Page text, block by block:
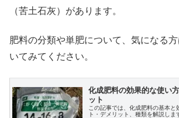
（苦土石灰）があります。
肥料の分類や単肥について、気になる
いてみてください。
化成肥料の効果的な使い
ット
この記事では、化成肥料の基本と
ト・デメリット、種類を解説しま